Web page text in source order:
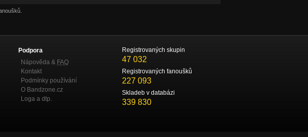
Podpora
Nápověda & FAQ
Kontakt
Podmínky používání
O Bandzone.cz
Loga a dtp.
Registrovaných skupin
47 032
Registrovaných fanoušků
227 093
Skladeb v databázi
339 830